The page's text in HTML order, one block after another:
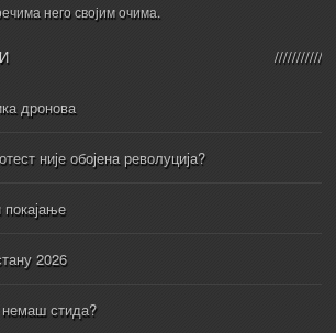
него својим очима.
дронова
није обојена револуција?
2026
немаш стида?